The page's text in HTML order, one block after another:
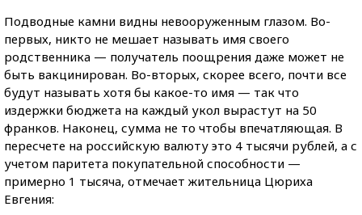
Подводные камни видны невооруженным глазом. Во-
первых, никто не мешает называть имя своего
родственника — получатель поощрения даже может не
быть вакцинирован. Во-вторых, скорее всего, почти все
будут называть хотя бы какое-то имя — так что
издержки бюджета на каждый укол вырастут на 50
франков. Наконец, сумма не то чтобы впечатляющая. В
пересчете на российскую валюту это 4 тысячи рублей, а с
учетом паритета покупательной способности —
примерно 1 тысяча, отмечает жительница Цюриха
Евгения: